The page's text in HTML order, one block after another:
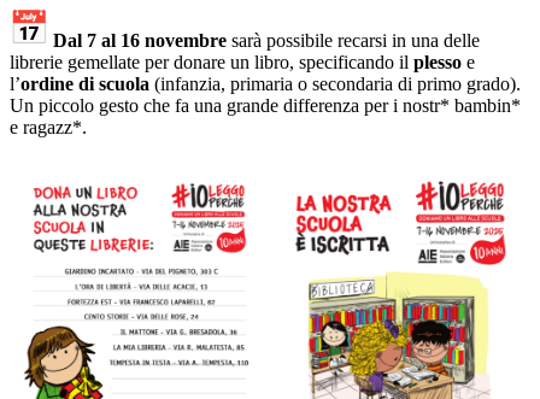
Dal 7 al 16 novembre sarà possibile recarsi in una delle
librerie gemellate per donare un libro, specificando il plesso e
l’ordine di scuola (infanzia, primaria o secondaria di primo grado).
Un piccolo gesto che fa una grande differenza per i nostr* bambin*
e ragazz*.